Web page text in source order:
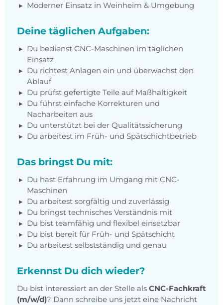
Moderner Einsatz in Weinheim & Umgebung
Deine täglichen Aufgaben:
Du bedienst CNC-Maschinen im täglichen
Einsatz
Du richtest Anlagen ein und überwachst den
Ablauf
Du prüfst gefertigte Teile auf Maßhaltigkeit
Du führst einfache Korrekturen und
Nacharbeiten aus
Du unterstützt bei der Qualitätssicherung
Du arbeitest im Früh- und Spätschichtbetrieb
Das bringst Du mit:
Du hast Erfahrung im Umgang mit CNC-
Maschinen
Du arbeitest sorgfältig und zuverlässig
Du bringst technisches Verständnis mit
Du bist teamfähig und flexibel einsetzbar
Du bist bereit für Früh- und Spätschicht
Du arbeitest selbstständig und genau
Erkennst Du dich wieder?
Du bist interessiert an der Stelle als CNC-Fachkraft
(m/w/d)? Dann schreibe uns jetzt eine Nachricht